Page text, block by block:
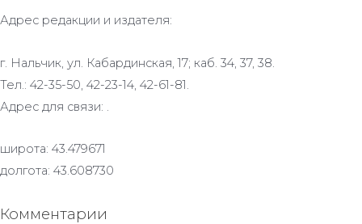
Адрес редакции и издателя:
г. Нальчик, ул. Кабардинская, 17; каб. 34, 37, 38.
Тел.: 42-35-50, 42-23-14, 42-61-81.
Адрес для связи: .
широта: 43.479671
долгота: 43.608730
Комментарии